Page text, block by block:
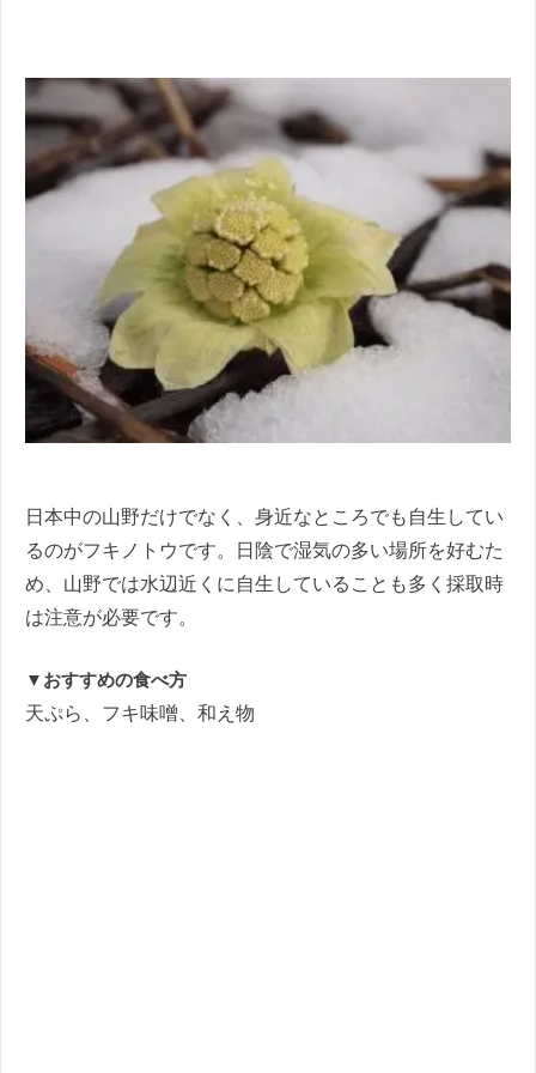
日本中の山野だけでなく、身近なところでも自生してい
るのがフキノトウです。日陰で湿気の多い場所を好むた
め、山野では水辺近くに自生していることも多く採取時
は注意が必要です。
▼おすすめの食べ方
天ぷら、フキ味噌、和え物